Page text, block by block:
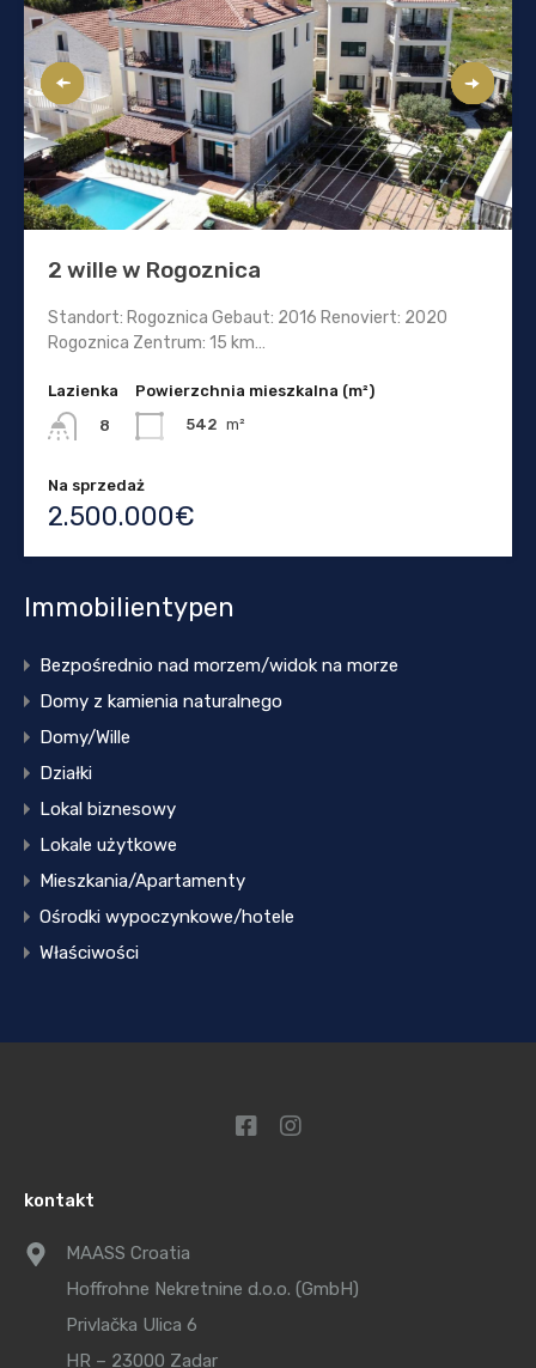
2 wille w Rogoznica
Standort: Rogoznica Gebaut: 2016 Renoviert: 2020
Rogoznica Zentrum: 15 km…
Lazienka
8
Powierzchnia mieszkalna (m²)
542 m²
Na sprzedaż
2.500.000€
Immobilientypen
Bezpośrednio nad morzem/widok na morze
Domy z kamienia naturalnego
Domy/Wille
Działki
Lokal biznesowy
Lokale użytkowe
Mieszkania/Apartamenty
Ośrodki wypoczynkowe/hotele
Właściwości
kontakt
MAASS Croatia
Hoffrohne Nekretnine d.o.o. (GmbH)
Privlačka Ulica 6
HR – 23000 Zadar